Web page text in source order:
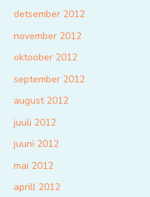
detsember 2012
november 2012
oktoober 2012
september 2012
august 2012
juuli 2012
juuni 2012
mai 2012
aprill 2012